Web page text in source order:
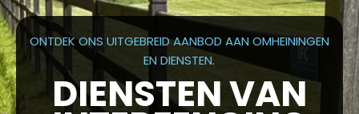
ONTDEK ONS UITGEBREID AANBOD AAN OMHEININGEN
EN DIENSTEN.
DIENSTEN VAN